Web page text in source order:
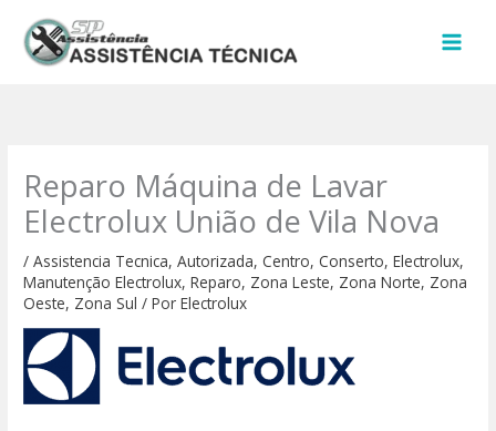
para
Reparo Máquina de Lavar
Electrolux União de Vila Nova
/Assistencia Tecnica,Autorizada,Centro,Conserto,Electrolux,
Manutenção Electrolux,Reparo, Zona Leste, Zona Norte, Zona
Oeste, Zona Sul / PorElectrolux